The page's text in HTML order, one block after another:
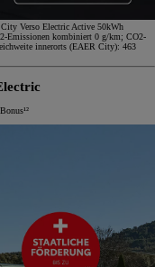
City Verso Electric Active 50kWh
Emissionen kombiniert 0 g/km; CO2-
innerorts (EAER City): 463